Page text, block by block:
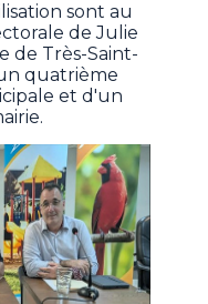
sont au
de Julie
de Très-Saint-
quatrième
et d'un